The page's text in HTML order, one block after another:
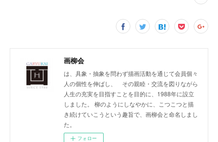
画柳会
は、具象・抽象を問わず描画活動を通じて会員個々
人の個性を伸ばし、 その親睦・交流を図りながら
人生の充実を目指すことを目的に、1988年に設立
しました。 柳のようにしなやかに、こつこつと描
き続けていこうという趣旨で、画柳会と命名しまし
た。
フォロー